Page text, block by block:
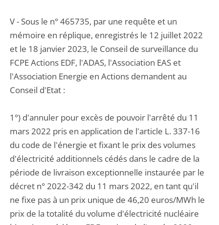
V - Sous le n° 465735, par une requête et un
mémoire en réplique, enregistrés le 12 juillet 2022
et le 18 janvier 2023, le Conseil de surveillance du
FCPE Actions EDF, l'ADAS, l'Association EAS et
l'Association Energie en Actions demandent au
Conseil d'Etat :
1°) d'annuler pour excès de pouvoir l'arrêté du 11
mars 2022 pris en application de l'article L. 337-16
du code de l'énergie et fixant le prix des volumes
d'électricité additionnels cédés dans le cadre de la
période de livraison exceptionnelle instaurée par le
décret n° 2022-342 du 11 mars 2022, en tant qu'il
ne fixe pas à un prix unique de 46,20 euros/MWh le
prix de la totalité du volume d'électricité nucléaire